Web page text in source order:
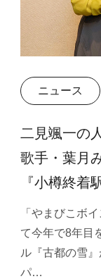
ニュース
二見颯一の
歌手・葉月
『小樽終着
「やまびこボ
て今年で8年目
ル『古都の雪
パ…